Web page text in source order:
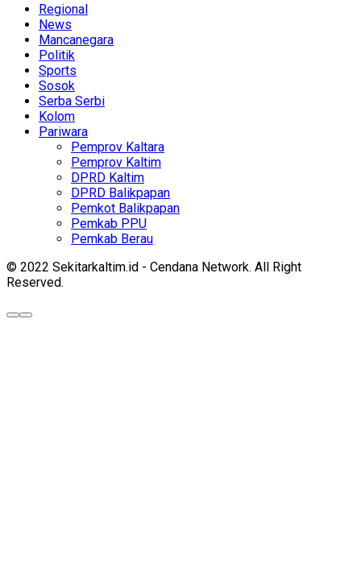
Regional
News
Mancanegara
Politik
Sports
Sosok
Serba Serbi
Kolom
Pariwara
Pemprov Kaltara
Pemprov Kaltim
DPRD Kaltim
DPRD Balikpapan
Pemkot Balikpapan
Pemkab PPU
Pemkab Berau
© 2022 Sekitarkaltim.id - Cendana Network. All Right
Reserved.